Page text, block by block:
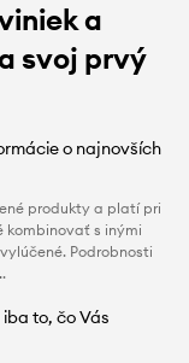
a
svoj prvý
o najnovších
produkty a platí pri
kombinovať s inými
Podrobnosti
.
to, čo Vás